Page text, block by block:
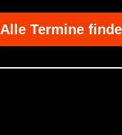
Alle Termine